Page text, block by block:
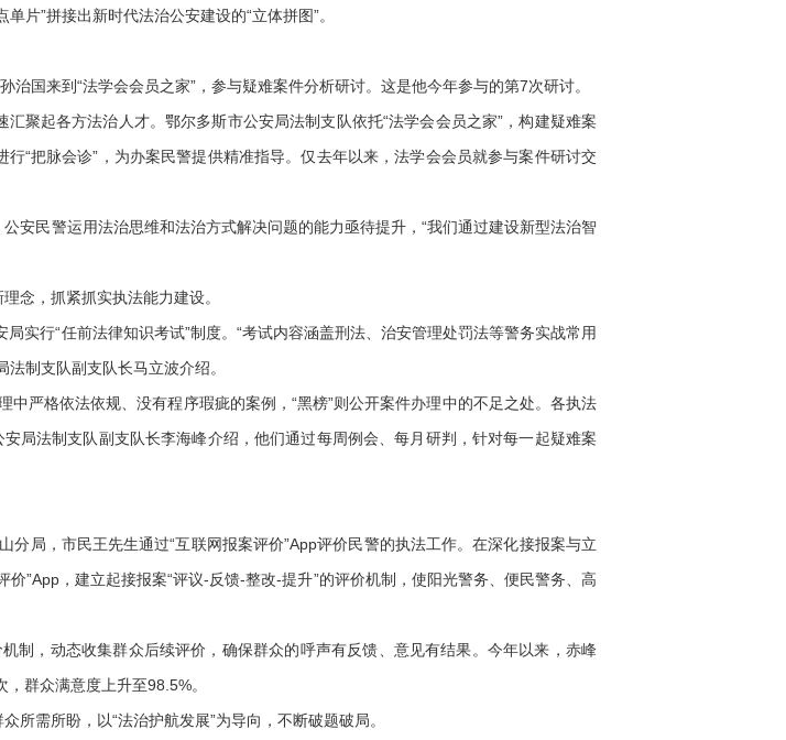
片”拼接出新时代法治公安建设的“立体拼图”。
来到“法学会会员之家”，参与疑难案件分析研讨。这是他今年参与的第7次研讨。
起各方法治人才。鄂尔多斯市公安局法制支队依托“法学会会员之家”，构建疑难案
“把脉会诊”，为办案民警提供精准指导。仅去年以来，法学会会员就参与案件研讨交
民警运用法治思维和法治方式解决问题的能力亟待提升，“我们通过建设新型法治智
，抓紧抓实执法能力建设。
行“任前法律知识考试”制度。“考试内容涵盖刑法、治安管理处罚法等警务实战常用
制支队副支队长马立波介绍。
严格依法依规、没有程序瑕疵的案例，“黑榜”则公开案件办理中的不足之处。各执法
局法制支队副支队长李海峰介绍，他们通过每周例会、每月研判，针对每一起疑难案
局，市民王先生通过“互联网报案评价”App评价民警的执法工作。在深化接报案与立
”App，建立起接报案“评议-反馈-整改-提升”的评价机制，使阳光警务、便民警务、高
，动态收集群众后续评价，确保群众的呼声有反馈、意见有结果。今年以来，赤峰
群众满意度上升至98.5%。
需所盼，以“法治护航发展”为导向，不断破题破局。